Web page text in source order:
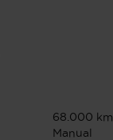
68.000 km
Manual